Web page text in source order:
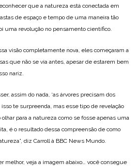
que a natureza está conectada em
de espaço e tempo de uma maneira tão
uma revolução no pensamento científico.
visão completamente nova, eles começaram a
que não se via antes, apesar de estarem bem
nariz.
assim do nada, ‘as árvores precisam dos
isso te surpreenda, mas esse tipo de revelação
olhar para a natureza como se fosse apenas uma
é o resultado dessa compreensão de como
diz Carroll à BBC News Mundo.
melhor, veja a imagem abaixo… você consegue